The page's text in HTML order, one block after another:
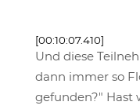
[00:10:07.410]
Und diese
dann immer so
gefunden?" Hast